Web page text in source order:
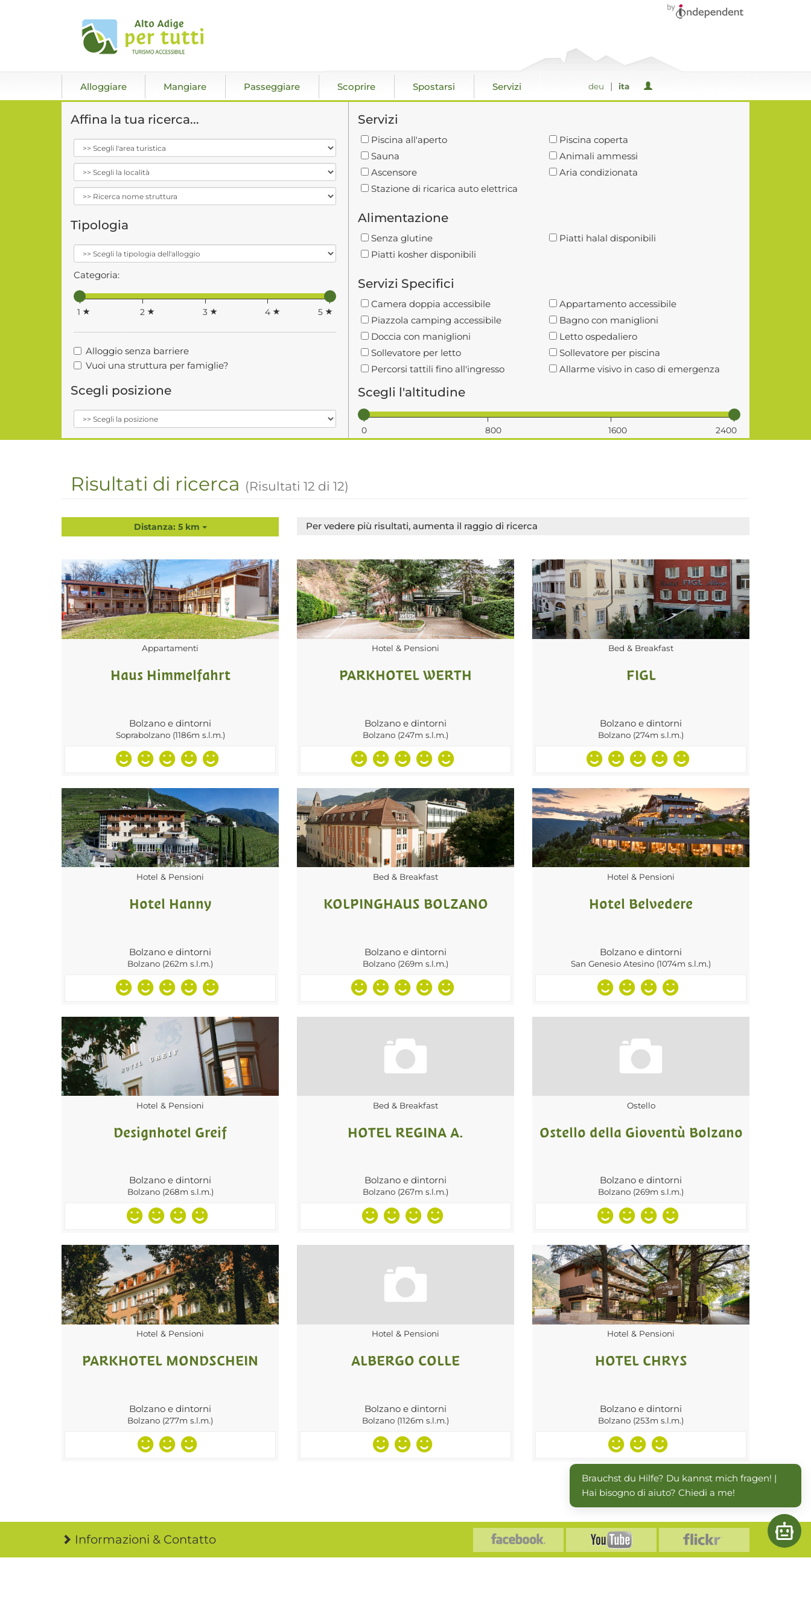
Alloggiare Mangiare Passeggiare Scoprire Spostarsi Servizi deu | ita
Affina la tua ricerca...
Tipologia
Categoria:
1 2 3 4 5
Alloggio senza barriere
Vuoi una struttura per famiglie?
Scegli posizione
Servizi
Piscina all'aperto
Piscina coperta
Sauna
Animali ammessi
Ascensore
Aria condizionata
Stazione di ricarica auto elettrica
Alimentazione
Senza glutine
Piatti halal disponibili
Piatti kosher disponibili
Servizi Specifici
Camera doppia accessibile
Appartamento accessibile
Piazzola camping accessibile
Bagno con maniglioni
Doccia con maniglioni
Letto ospedaliero
Sollevatore per letto
Sollevatore per piscina
Percorsi tattili fino all'ingresso
Allarme visivo in caso di emergenza
Scegli l'altitudine
0 800 1600 2400
Risultati di ricerca (Risultati 12 di 12)
Distanza: 5 km Per vedere più risultati, aumenta il raggio di ricerca
Appartamenti
Haus Himmelfahrt
Bolzano e dintorni
Soprabolzano (1186m s.l.m.)
Hotel & Pensioni
PARKHOTEL WERTH
Bolzano e dintorni
Bolzano (247m s.l.m.)
Bed & Breakfast
FIGL
Bolzano e dintorni
Bolzano (274m s.l.m.)
Hotel & Pensioni
Hotel Hanny
Bolzano e dintorni
Bolzano (262m s.l.m.)
Bed & Breakfast
KOLPINGHAUS BOLZANO
Bolzano e dintorni
Bolzano (269m s.l.m.)
Hotel & Pensioni
Hotel Belvedere
Bolzano e dintorni
San Genesio Atesino (1074m s.l.m.)
Hotel & Pensioni
Designhotel Greif
Bolzano e dintorni
Bolzano (268m s.l.m.)
Bed & Breakfast
HOTEL REGINA A.
Bolzano e dintorni
Bolzano (267m s.l.m.)
Ostello
Ostello della Gioventù Bolzano
Bolzano e dintorni
Bolzano (269m s.l.m.)
Hotel & Pensioni
PARKHOTEL MONDSCHEIN
Bolzano e dintorni
Bolzano (277m s.l.m.)
Hotel & Pensioni
ALBERGO COLLE
Bolzano e dintorni
Bolzano (1126m s.l.m.)
Hotel & Pensioni
HOTEL CHRYS
Bolzano e dintorni
Bolzano (253m s.l.m.)
Informazioni & Contatto Open
Brauchst du Hilfe? Du kannst mich fragen! |
Hai bisogno di aiuto? Chiedi a me!